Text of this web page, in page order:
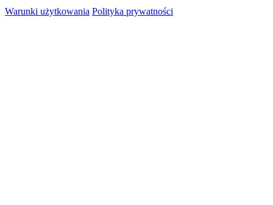
Warunki użytkowania Polityka prywatności